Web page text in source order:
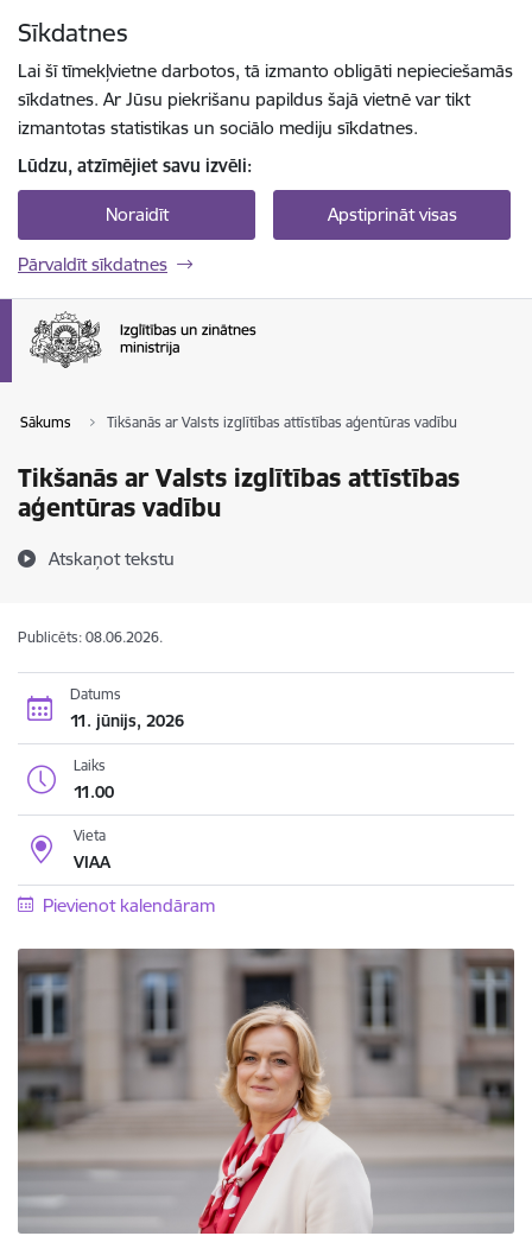
Sīkdatnes
Lai šī tīmekļvietne darbotos, tā izmanto obligāti nepieciešamās
sīkdatnes. Ar Jūsu piekrišanu papildus šajā vietnē var tikt
izmantotas statistikas un sociālo mediju sīkdatnes.
Lūdzu, atzīmējiet savu izvēli:
Noraidīt Apstiprināt visas
Pārvaldīt sīkdatnes
Sākums Tikšanās ar Valsts izglītības attīstības aģentūras vadību
Tikšanās ar Valsts izglītības attīstības
aģentūras vadību
Atskaņot tekstu
Publicēts: 08.06.2026.
Datums
11. jūnijs, 2026
Laiks
11.00
Vieta
VIAA
Pievienot kalendāram